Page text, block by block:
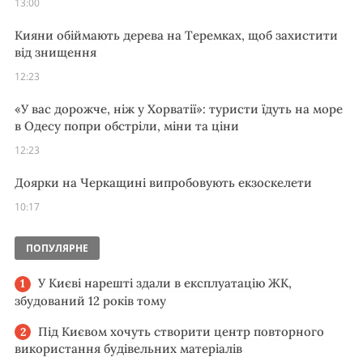
13:00
Кияни обіймають дерева на Теремках, щоб захистити
від знищення
12:23
«У вас дорожче, ніж у Хорватії»: туристи їдуть на море
в Одесу попри обстріли, міни та ціни
12:23
Доярки на Черкащині випробовують екзоскелети
10:17
ПОПУЛЯРНЕ
У Києві нарешті здали в експлуатацію ЖК,
збудований 12 років тому
Під Києвом хочуть створити центр повторного
використання будівельних матеріалів